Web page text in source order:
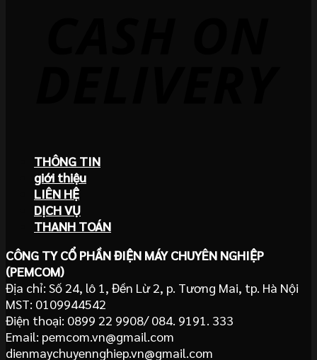
THÔNG TIN
giới thiệu
LIÊN HỆ
DỊCH VỤ
THANH TOÁN
CÔNG TY CỔ PHẦN ĐIỆN MÁY CHUYÊN NGHIỆP
(PEMCOM)
Địa chỉ: Số 24, lô 1, Đền Lừ 2, p. Tương Mai, tp. Hà Nội
MST: 0109944542
Điện thoại: 0899 22 9908/ 084. 9191. 333
Email: pemcom.vn@gmail.com
dienmaychuyennghiep.vn@gmail.com